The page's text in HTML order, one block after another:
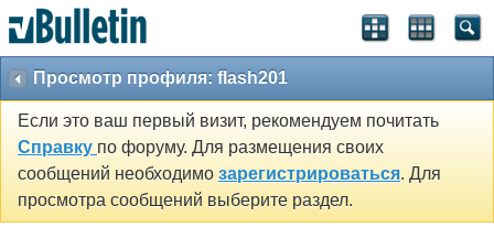
Просмотр профиля: flash201
Если это ваш первый визит, рекомендуем почитать
Справку по форуму. Для размещения своих
сообщений необходимо зарегистрироваться. Для
просмотра сообщений выберите раздел.